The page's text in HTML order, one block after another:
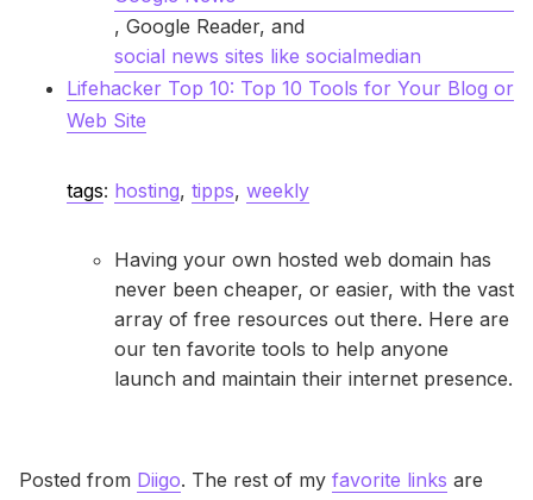
, Google Reader, and
social news sites like socialmedian
Lifehacker Top 10: Top 10 Tools for Your Blog or
Web Site
tags: hosting, tipps, weekly
Having your own hosted web domain has
never been cheaper, or easier, with the vast
array of free resources out there. Here are
our ten favorite tools to help anyone
launch and maintain their internet presence.
Posted from Diigo. The rest of my favorite links are